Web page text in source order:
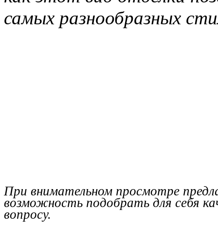
самых разнообразных
При внимательном просмотре
возможность подобрать для себя
вопросу.